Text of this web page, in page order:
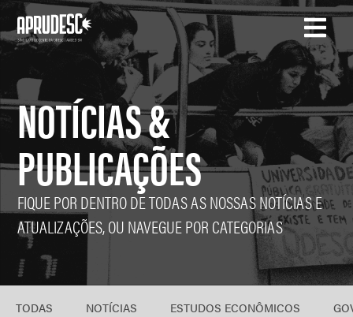
NOTÍCIAS &
PUBLICAÇÕES
FIQUE POR DENTRO DE TODAS AS NOSSAS NOTÍCIAS E
ATUALIZAÇÕES, OU NAVEGUE POR CATEGORIAS
TODAS NOTÍCIAS ESTUDOS ECONÔMICOS